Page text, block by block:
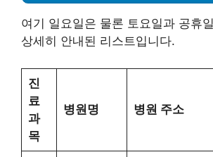
여기 일요일은 물론 토요일과 공휴
상세히 안내된 리스트입니다.
진
료
과
목
병원명 병원 주소